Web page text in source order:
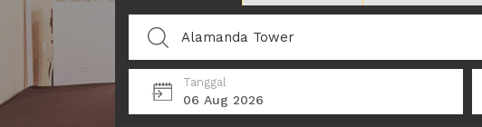
Tanggal
06 Aug 2026